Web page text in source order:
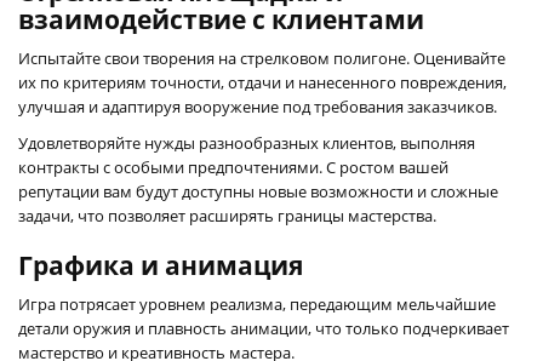
взаимодействие с клиентами
Испытайте свои творения на стрелковом полигоне. Оценивайте
их по критериям точности, отдачи и нанесенного повреждения,
улучшая и адаптируя вооружение под требования заказчиков.
Удовлетворяйте нужды разнообразных клиентов, выполняя
контракты с особыми предпочтениями. С ростом вашей
репутации вам будут доступны новые возможности и сложные
задачи, что позволяет расширять границы мастерства.
Графика и анимация
Игра потрясает уровнем реализма, передающим мельчайшие
детали оружия и плавность анимации, что только подчеркивает
мастерство и креативность мастера.